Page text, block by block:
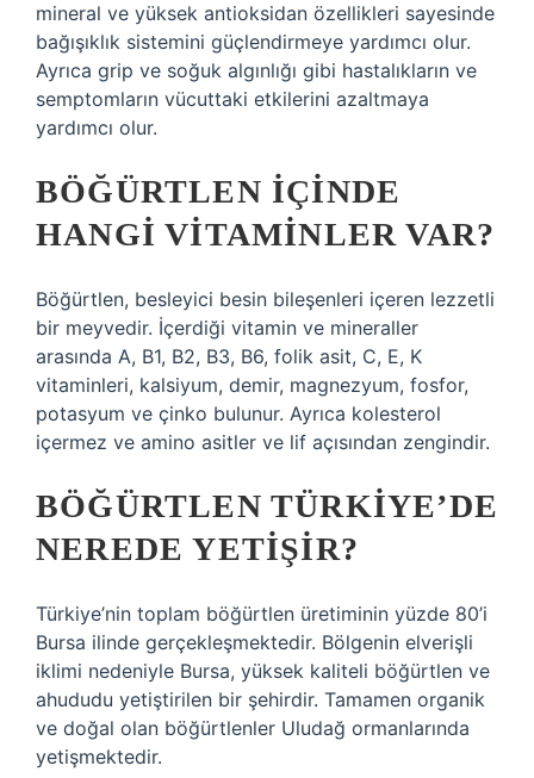
mineral ve yüksek antioksidan özellikleri sayesinde
bağışıklık sistemini güçlendirmeye yardımcı olur.
Ayrıca grip ve soğuk algınlığı gibi hastalıkların ve
semptomların vücuttaki etkilerini azaltmaya
yardımcı olur.
BÖĞÜRTLEN IÇINDE
HANGI VITAMINLER VAR?
Böğürtlen, besleyici besin bileşenleri içeren lezzetli
bir meyvedir. İçerdiği vitamin ve mineraller
arasında A, B1, B2, B3, B6, folik asit, C, E, K
vitaminleri, kalsiyum, demir, magnezyum, fosfor,
potasyum ve çinko bulunur. Ayrıca kolesterol
içermez ve amino asitler ve lif açısından zengindir.
BÖĞÜRTLEN TÜRKIYE’DE
NEREDE YETIŞIR?
Türkiye’nin toplam böğürtlen üretiminin yüzde 80’i
Bursa ilinde gerçekleşmektedir. Bölgenin elverişli
iklimi nedeniyle Bursa, yüksek kaliteli böğürtlen ve
ahududu yetiştirilen bir şehirdir. Tamamen organik
ve doğal olan böğürtlenler Uludağ ormanlarında
yetişmektedir.